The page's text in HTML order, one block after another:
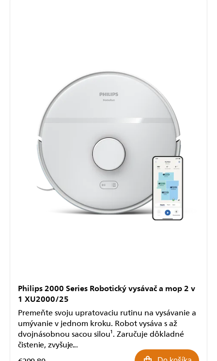
Philips 2000 Series Robotický vysávač a mop 2 v
1 XU2000/25
Premeňte svoju upratovaciu rutinu na vysávanie a
umývanie v jednom kroku. Robot vysáva s až
dvojnásobnou sacou silou¹. Zaručuje dôkladné
čistenie, zvyšuje...